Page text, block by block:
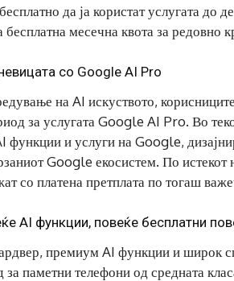
да ја користат услугата до
бесплатна месечна квота за
со Google AI Pro
на AI искуството,
за услугата Google AI Pro. Во
функции и услуги на Google,
Google екосистем. По
со платена претплата по тогаш
AI функции, повеќе бесплатни
премиум AI функции и широк
за паметни телефони од средната